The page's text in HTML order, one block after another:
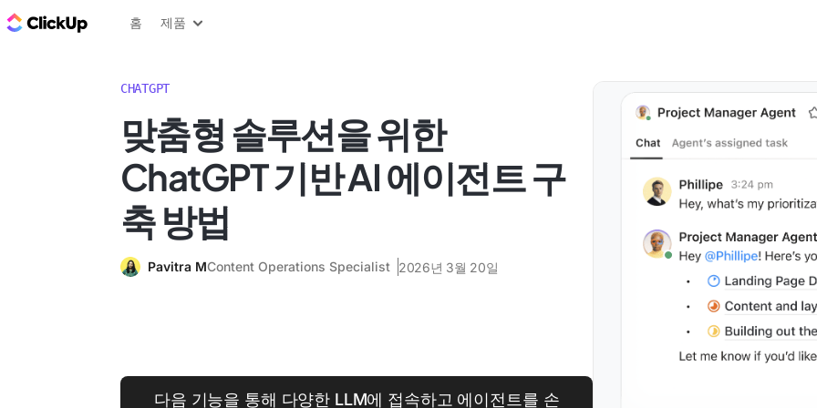
ClickUp 블로그
홈 제품
CHATGPT
맞춤형 솔루션을 위한
ChatGPT 기반 AI 에이전트 구
축 방법
Pavitra MContent Operations Specialist 2026년 3월 20일
다음 기능을 통해 다양한 LLM에 접속하고 에이전트를 손